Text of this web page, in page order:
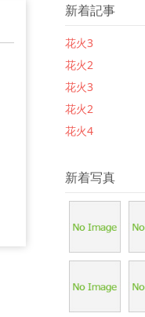
新着記事
花火3
花火2
花火3
花火2
花火4
新着写真